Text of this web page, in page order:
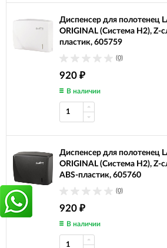
Диспенсер для полотенец
ORIGINAL (Система H2), Z-
пластик, 605759
(0)
920 ₽
В наличии
Диспенсер для полотенец
ORIGINAL (Система H2), Z-
ABS-пластик, 605760
(0)
920 ₽
В наличии